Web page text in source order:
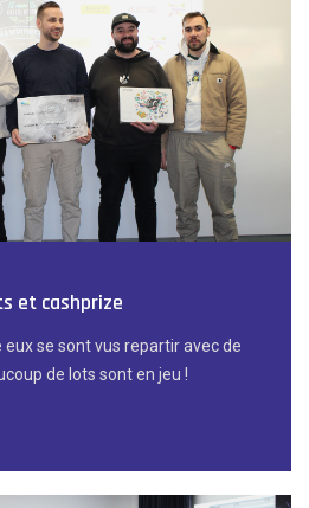
et cashprize
se sont vus repartir avec de
de lots sont en jeu !